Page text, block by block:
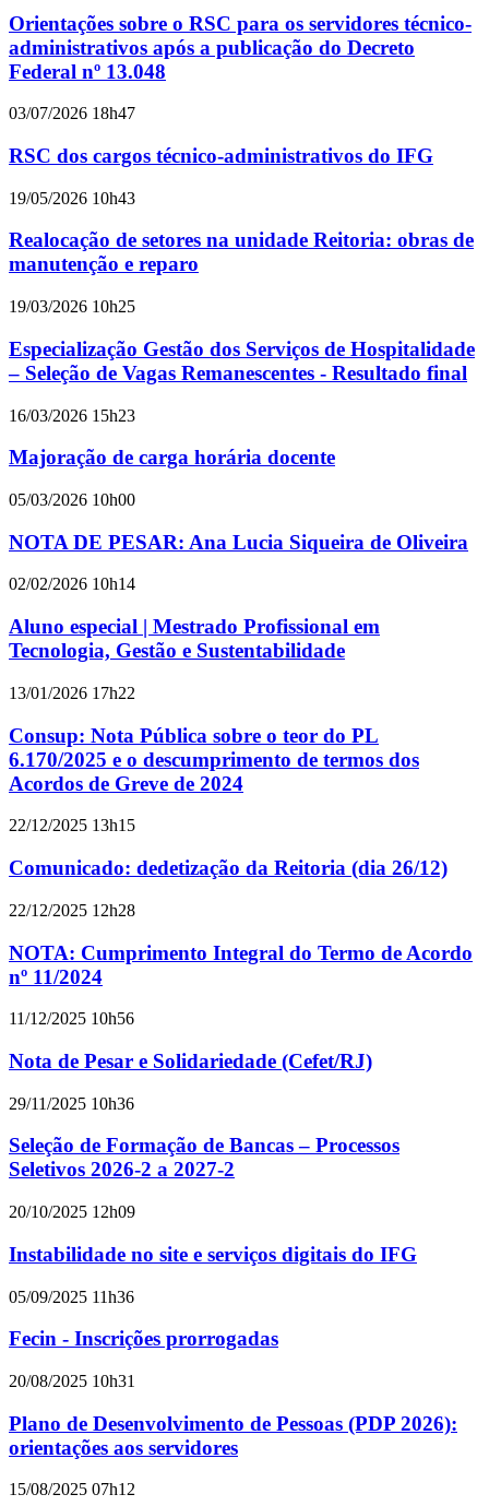
Orientações sobre o RSC para os servidores técnico-
administrativos após a publicação do Decreto
Federal nº 13.048
03/07/2026 18h47
RSC dos cargos técnico-administrativos do IFG
19/05/2026 10h43
Realocação de setores na unidade Reitoria: obras de
manutenção e reparo
19/03/2026 10h25
Especialização Gestão dos Serviços de Hospitalidade
– Seleção de Vagas Remanescentes - Resultado final
16/03/2026 15h23
Majoração de carga horária docente
05/03/2026 10h00
NOTA DE PESAR: Ana Lucia Siqueira de Oliveira
02/02/2026 10h14
Aluno especial | Mestrado Profissional em
Tecnologia, Gestão e Sustentabilidade
13/01/2026 17h22
Consup: Nota Pública sobre o teor do PL
6.170/2025 e o descumprimento de termos dos
Acordos de Greve de 2024
22/12/2025 13h15
Comunicado: dedetização da Reitoria (dia 26/12)
22/12/2025 12h28
NOTA: Cumprimento Integral do Termo de Acordo
nº 11/2024
11/12/2025 10h56
Nota de Pesar e Solidariedade (Cefet/RJ)
29/11/2025 10h36
Seleção de Formação de Bancas – Processos
Seletivos 2026-2 a 2027-2
20/10/2025 12h09
Instabilidade no site e serviços digitais do IFG
05/09/2025 11h36
Fecin - Inscrições prorrogadas
20/08/2025 10h31
Plano de Desenvolvimento de Pessoas (PDP 2026):
orientações aos servidores
15/08/2025 07h12